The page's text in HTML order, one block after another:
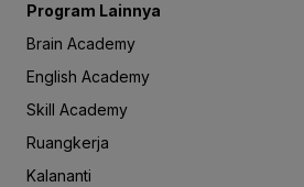
Program Lainnya
Brain Academy
English Academy
Skill Academy
Ruangkerja
Kalananti